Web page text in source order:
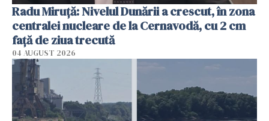
Radu Miruţă: Nivelul Dunării a crescut, în zona
centralei nucleare de la Cernavodă, cu 2 cm
faţă de ziua trecută
04 AUGUST 2026